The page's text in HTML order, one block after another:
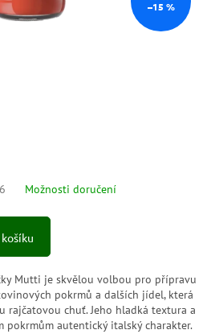
–15 %
Možnosti doručení
Mutti je skvělou volbou pro přípravu
pokrmů a dalších jídel, která
rajčatovou chuť. Jeho hladká textura a
pokrmům autentický italský charakter.